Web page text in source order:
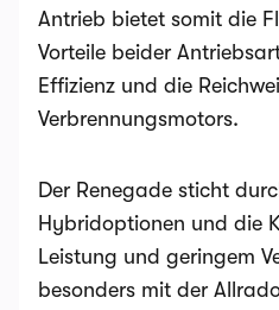
Antrieb bietet somit die
Vorteile beider
Effizienz und die
Verbrennungsmotors.
Der Renegade sticht
Hybridoptionen und die
Leistung und geringem
besonders mit der